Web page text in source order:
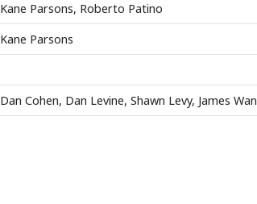
Kane Parsons, Roberto Patino
Kane Parsons
Dan Cohen, Dan Levine, Shawn Levy, James Wan